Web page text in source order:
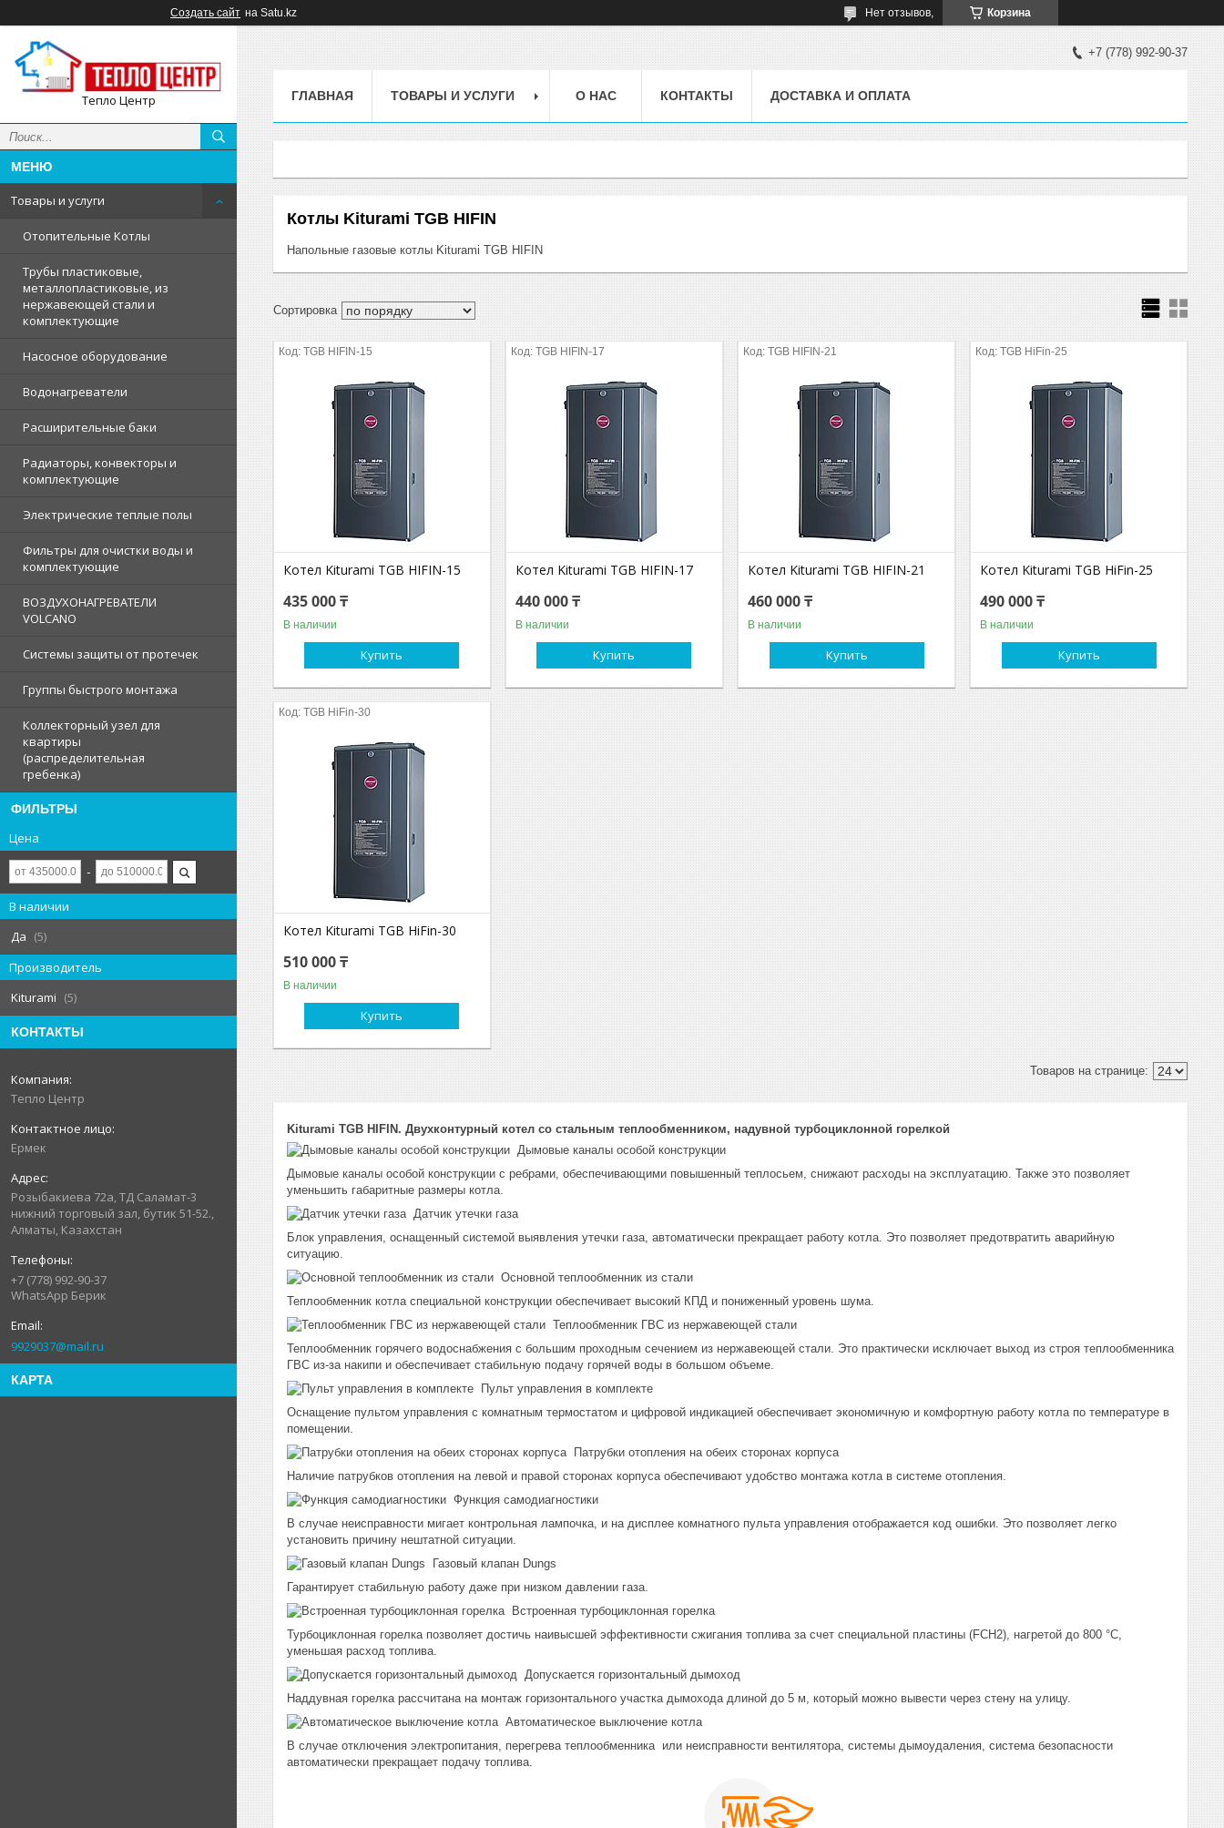
Создать сайт на Satu.kz Корзина
Нет отзывов,
Тепло Центр
Товары и услуги
Отопительные Котлы
Трубы пластиковые,
металлопластиковые, из
нержавеющей стали и
комплектующие
Насосное оборудование
Водонагреватели
Расширительные баки
Радиаторы, конвекторы и
комплектующие
Электрические теплые полы
Фильтры для очистки воды и
комплектующие
ВОЗДУХОНАГРЕВАТЕЛИ
VOLCANO
Системы защиты от протечек
Группы быстрого монтажа
Коллекторный узел для
квартиры
(распределительная
гребенка)
ФИЛЬТРЫ
Цена
В наличии
Да
5
Производитель
Kiturami
5
КОНТАКТЫ
Тепло Центр
Ермек
Розыбакиева 72а, ТД Саламат-3
нижний торговый зал, бутик 51-52.,
Алматы, Казахстан
+7 (778) 992-90-37
WhatsApp Берик
9929037@mail.ru
КАРТА
+7 (778) 992-90-37
ГЛАВНАЯ ТОВАРЫ И УСЛУГИ О НАС КОНТАКТЫ ДОСТАВКА И ОПЛАТА
Котлы Kiturami TGB HIFIN
Напольные газовые котлы Kiturami TGB HIFIN
TGB HIFIN-15
Котел Kiturami TGB HIFIN-15
435 000 ₸
В наличии
Купить
TGB HIFIN-17
Котел Kiturami TGB HIFIN-17
440 000 ₸
В наличии
Купить
TGB HIFIN-21
Котел Kiturami TGB HIFIN-21
460 000 ₸
В наличии
Купить
TGB HiFin-25
Котел Kiturami TGB HiFin-25
490 000 ₸
В наличии
Купить
TGB HiFin-30
Котел Kiturami TGB HiFin-30
510 000 ₸
В наличии
Купить
Kiturami TGB HIFIN. Двухконтурный котел со стальным теплообменником, надувной турбо­циклонной горелкой
Дымовые каналы особой конструкции
Дымовые каналы особой конструкции с ребрами, обеспечивающими повышенный теплосьем, снижают расходы на эксплуатацию. Также это позволяет
уменьшить габаритные размеры котла.
Датчик утечки газа
Блок управления, оснащенный системой выявления утечки газа, автоматически прекращает работу котла. Это позволяет предотвратить аварийную
ситуацию.
Основной теплообменник из стали
Теплообменник котла специальной конструкции обеспечивает высокий КПД и пониженный уровень шума.
Теплообменник ГВС из нержавеющей стали
Теплообменник горячего водоснабжения с большим проходным сечением из нержавеющей стали. Это практически исключает выход из строя теплообменника
ГВС из-за накипи и обеспечивает стабильную подачу горячей воды в большом объеме.
Пульт управления в комплекте
Оснащение пультом управления с комнатным термостатом и цифровой индикацией обеспечивает экономичную и комфортную работу котла по температуре в
помещении.
Патрубки отопления на обеих сторонах корпуса
Наличие патрубков отопления на левой и правой сторонах корпуса обеспечивают удобство монтажа котла в системе отопления.
Функция самодиагностики
В случае неисправности мигает контрольная лампочка, и на дисплее комнатного пульта управления отображается код ошибки. Это позволяет легко
установить причину нештатной ситуации.
Газовый клапан Dungs
Гарантирует стабильную работу даже при низком давлении газа.
Встроенная турбоциклонная горелка
Турбоциклонная горелка позволяет достичь наивысшей эффективности сжигания топлива за счет специальной пластины (FCH2), нагретой до 800 °С,
уменьшая расход топлива.
Допускается горизонтальный дымоход
Наддувная горелка рассчитана на монтаж горизонтального участка дымохода длиной до 5 м, который можно вывести через стену на улицу.
Автоматическое выключение котла
В случае отключения электропитания, перегрева теплообменника или неисправности вентилятора, системы дымоудаления, система безопасности
автоматически прекращает подачу топлива.